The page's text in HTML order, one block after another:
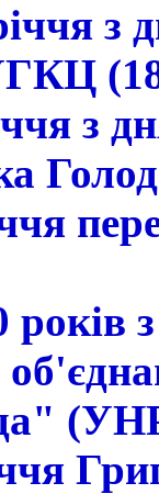
з
з
років